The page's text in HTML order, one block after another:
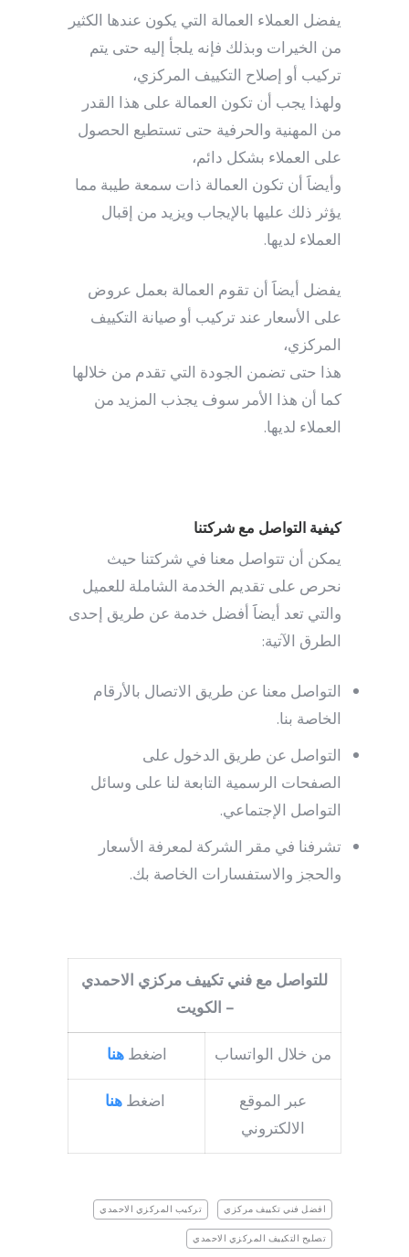
يفضل العملاء العمالة التي يكون عندها الكثير
من الخيرات وبذلك فإنه يلجأ إليه حتى يتم
تركيب أو إصلاح التكييف المركزي،
ولهذا يجب أن تكون العمالة على هذا القدر
من المهنية والحرفية حتى تستطيع الحصول
على العملاء بشكل دائم،
وأيضاََ أن تكون العمالة ذات سمعة طيبة مما
يؤثر ذلك عليها بالإيجاب ويزيد من إقبال
العملاء لديها.
يفضل أيضاََ أن تقوم العمالة بعمل عروض
على الأسعار عند تركيب أو صيانة التكييف
المركزي،
هذا حتى تضمن الجودة التي تقدم من خلالها
كما أن هذا الأمر سوف يجذب المزيد من
العملاء لديها.
كيفية التواصل مع شركتنا
يمكن أن تتواصل معنا في شركتنا حيث
نحرص على تقديم الخدمة الشاملة للعميل
والتي تعد أيضاََ أفضل خدمة عن طريق إحدى
الطرق الآتية:
التواصل معنا عن طريق الاتصال بالأرقام
الخاصة بنا.
التواصل عن طريق الدخول على
الصفحات الرسمية التابعة لنا على وسائل
التواصل الإجتماعي.
تشرفنا في مقر الشركة لمعرفة الأسعار
والحجز والاستفسارات الخاصة بك.
للتواصل مع فني تكييف مركزي الاحمدي
– الكويت
من خلال الواتساب
اضغطهنا
عبر الموقع
الالكتروني
اضغطهنا
افضل فني تكييف مركزي
تركيب المركزي الاحمدي
تصليح التكييف المركزي الاحمدي